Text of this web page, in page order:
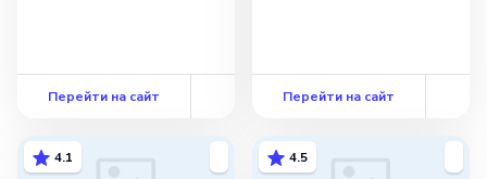
квалификации «Психолог-
консультант. Арт-
Перейти на сайт Перейти на сайт
4.1 4.5